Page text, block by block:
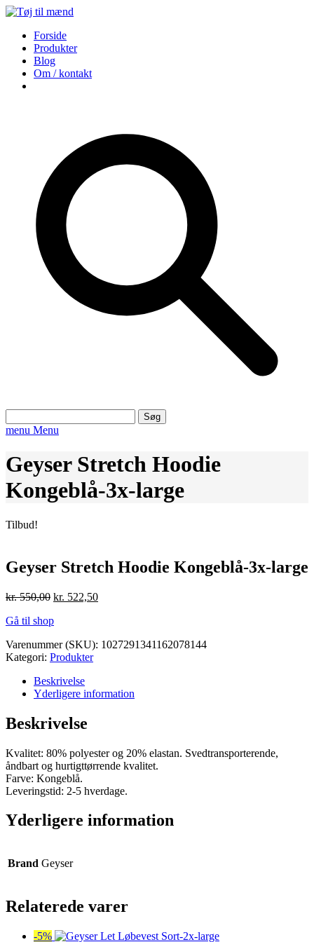
Forside
Produkter
Blog
Om / kontakt
efter:
menu Menu
Geyser Stretch Hoodie
Kongeblå-3x-large
Tilbud!
Geyser Stretch Hoodie Kongeblå-3x-large
kr.550,00 Den
pris
kr. 550,00.
kr. 522,50Den
kr. 522,50.
Gå til shop
Varenummer (SKU): 1027291341162078144
Kategori: Produkter
Beskrivelse
Yderligere information
Beskrivelse
Kvalitet: 80% polyester og 20% elastan. Svedtransporterende,
åndbart og hurtigttørrende kvalitet.
Farve: Kongeblå.
Leveringstid: 2-5 hverdage.
Yderligere information
Brand Geyser
Relaterede varer
-5%